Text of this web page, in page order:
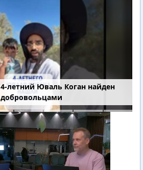
4-летний Юваль Коган найден
добровольцами